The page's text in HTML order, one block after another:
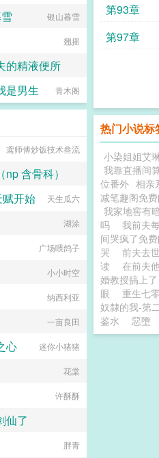
第93章
第97章
热门小说标
小染姐姐艾
我靠直播间
位番外 相亲
减笔趣阁免
我家地窖有
吗
我前夫
间哭疯了免
哭
前夫去
读
在前夫
婚教授搞上了
眼
重生七
奴隸的我-第
鉴水
惡墮
银山暮雪
翘摇
的精液便所
嘿嘿嘿
是男生 青木阁
鸢师傅炒饭技术叁流
含骨科）
子时南笙烟
开始 天生瓜六
湖涂
广场喂鸽子
小小时空
纳西利亚
一亩良田
心 迷你小猪猪
花棠
许酥酥
仙了
宇宙无敌暴龙烧鹅
胖青